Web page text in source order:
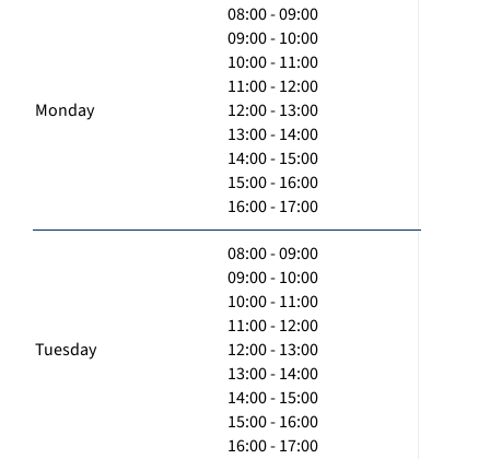
Monday
08:00 - 09:00
09:00 - 10:00
10:00 - 11:00
11:00 - 12:00
12:00 - 13:00
13:00 - 14:00
14:00 - 15:00
15:00 - 16:00
16:00 - 17:00
Tuesday
08:00 - 09:00
09:00 - 10:00
10:00 - 11:00
11:00 - 12:00
12:00 - 13:00
13:00 - 14:00
14:00 - 15:00
15:00 - 16:00
16:00 - 17:00